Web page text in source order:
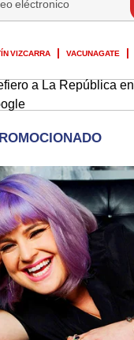
VIZCARRA VACUNAGATE
a La República en